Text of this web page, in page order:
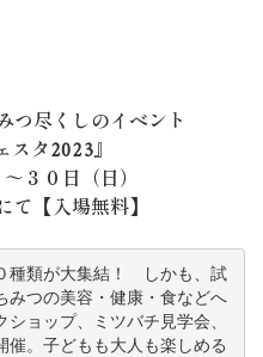
尽くしのイベント
スタ2023』
３０日（日）
て【入場無料】
種類が大集結！　しかも、試
みつの美容・健康・食などへ
ョップ、ミツバチ見学会、
催。子どもも大人も楽しめる